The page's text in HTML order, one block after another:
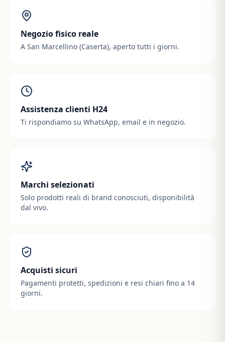
Negozio fisico reale
A San Marcellino (Caserta), aperto tutti i giorni.
Assistenza clienti H24
Ti rispondiamo su WhatsApp, email e in negozio.
Marchi selezionati
Solo prodotti reali di brand conosciuti, disponibilità
dal vivo.
Acquisti sicuri
Pagamenti protetti, spedizioni e resi chiari fino a 14
giorni.